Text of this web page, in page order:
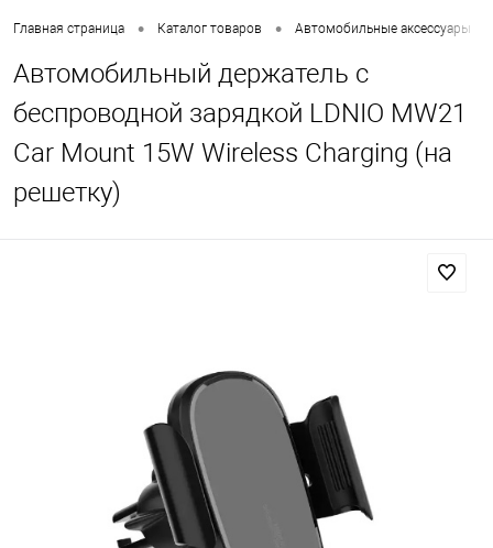
Главная страница • Каталог товаров • Автомобильные аксессуары
Автомобильный держатель с
беспроводной зарядкой LDNIO MW21
Car Mount 15W Wireless Charging (на
решетку)